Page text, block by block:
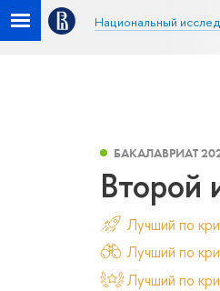
Национальный
БАКАЛАВРИАТ
Второй
Лучший по
Лучший по
Лучший по